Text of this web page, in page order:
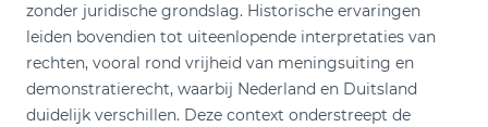
zonder juridische grondslag. Historische ervaringen
leiden bovendien tot uiteenlopende interpretaties van
rechten, vooral rond vrijheid van meningsuiting en
demonstratierecht, waarbij Nederland en Duitsland
duidelijk verschillen. Deze context onderstreept de